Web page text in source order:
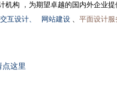
机构 ，为期望卓越的国内外企业
互设计、 网站建设 、 平面设计服
点这里